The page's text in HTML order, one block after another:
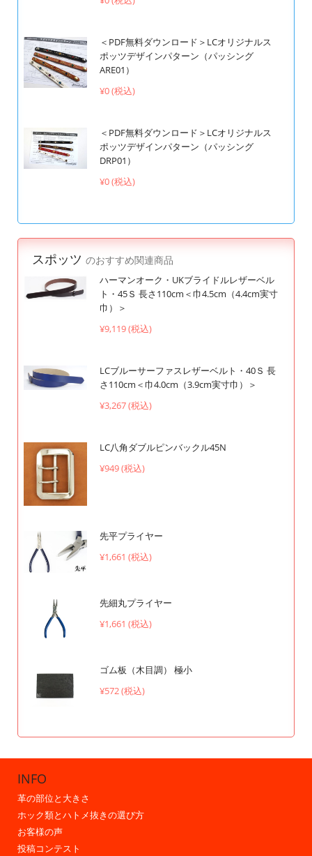
＜PDF無料ダウンロード＞LCオリジナルス
ポッツデザインパターン（パッシング
ARE01）
¥0 (税込)
＜PDF無料ダウンロード＞LCオリジナルス
ポッツデザインパターン（パッシング
DRP01）
¥0 (税込)
スポッツ のおすすめ関連商品
ハーマンオーク・UKブライドルレザーベル
ト・45Ｓ 長さ110cm＜巾4.5cm（4.4cm実寸
巾）＞
¥9,119 (税込)
LCブルーサーファスレザーベルト・40Ｓ 長
さ110cm＜巾4.0cm（3.9cm実寸巾）＞
¥3,267 (税込)
LC八角ダブルピンバックル45N
¥949 (税込)
先平プライヤー
¥1,661 (税込)
先細丸プライヤー
¥1,661 (税込)
ゴム板（木目調） 極小
¥572 (税込)
INFO
革の部位と大きさ
ホック類とハトメ抜きの選び方
お客様の声
投稿コンテスト